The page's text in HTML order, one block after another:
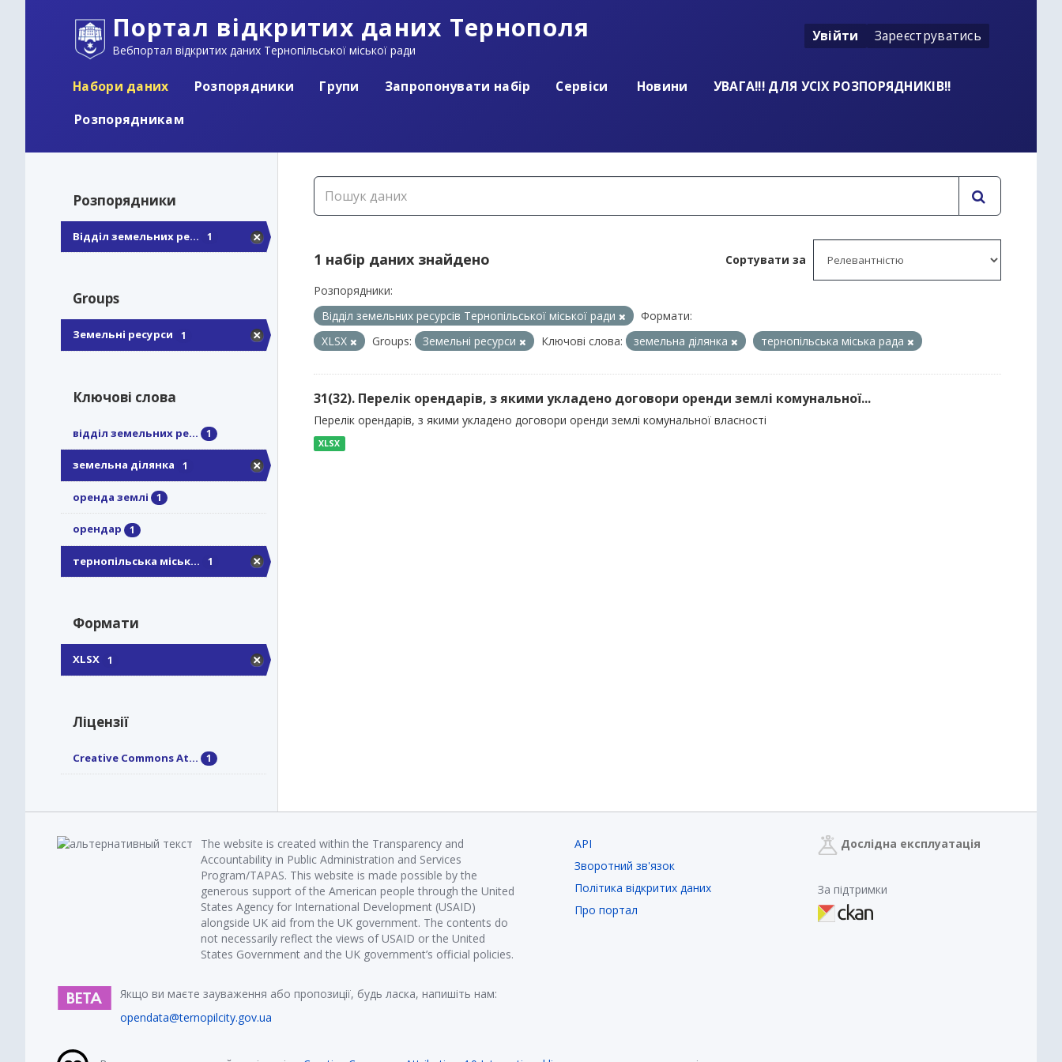
Портал відкритих даних Тернополя
Вебпортал відкритих даних Тернопільської міської ради
Увійти Зареєструватись
Набори даних Розпорядники Групи Запропонувати набір Сервіси Новини
УВАГА!!! ДЛЯ УСІХ РОЗПОРЯДНИКІВ!!
Розпорядникам
Розпорядники
Відділ земельних ре... 1
Groups
Земельні ресурси 1
Ключові слова
відділ земельних ре... 1
земельна ділянка 1
оренда землі 1
орендар 1
тернопільська міськ... 1
Формати
XLSX 1
Ліцензії
Creative Commons At... 1
Сортувати за
1 набір даних знайдено
Розпорядники:
Відділ земельних ресурсів Тернопільської міської ради
Формати:
XLSX
Groups: Земельні ресурси Ключові слова: земельна ділянка тернопільська міська рада
31(32). Перелік орендарів, з якими укладено договори оренди землі комунальної...
Перелік орендарів, з якими укладено договори оренди землі комунальної власності
XLSX
The website is created within the Transparency and
Accountability in Public Administration and Services
Program/TAPAS. This website is made possible by the
generous support of the American people through the United
States Agency for International Development (USAID)
alongside UK aid from the UK government. The contents do
not necessarily reflect the views of USAID or the United
States Government and the UK government’s official policies.
Якщо ви маєте зауваження або пропозиції, будь ласка, напишіть нам:
opendata@ternopilcity.gov.ua
API
Зворотний зв'язок
Політика відкритих даних
Про портал
Дослідна експлуатація
За підтримки